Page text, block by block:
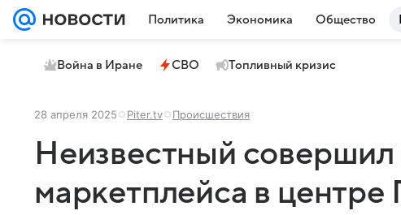
Политика Экономика Общество
Война в Иране СВО Топливный кризис
28 апреля 2025 Piter.tv Происшествия
Неизвестный
маркетплейса в центре